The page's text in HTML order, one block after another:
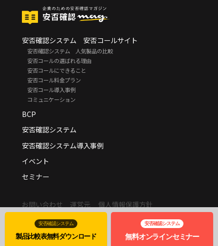
安否確認システム
製品比較表無料ダウンロード
安否確認システム
無料オンラインセミナー
安否確認システム 安否コールサイト
安否確認システム 人気製品の比較
安否コールの選ばれる理由
安否コールにできること
安否コール料金プラン
安否コール導入事例
コミュニケーション
BCP
安否確認システム
安否確認システム導入事例
イベント
セミナー
お問い合わせ 運営元 個人情報保護方針
© adtechnica.